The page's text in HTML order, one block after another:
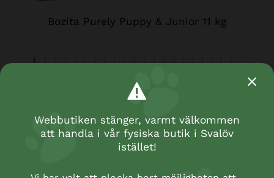
Bozita Purely Puppy & Junior 11 kg
Webbutiken stänger, varmt välkommen
att handla i vår fysiska butik i Svalöv
istället!